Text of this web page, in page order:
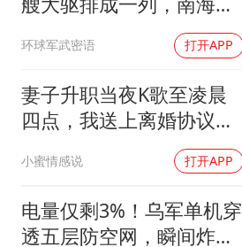
环球军武密语 打开APP
妻子升职当夜K歌至凌晨
四点，我送上离婚协议果
盘，隔天她拦在公司门
口：我们谈谈
小蜜情感说 打开APP
电量仅剩3%！乌军单机穿
透五层防空网，瞬间炸飞